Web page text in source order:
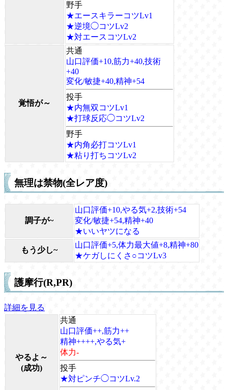
野手
★エースキラーコツLv1
★逆境◯コツLv2
★対エースコツLv2
覚悟が～
共通
山口評価+10,筋力+40,技術
+40
変化/敏捷+40,精神+54
投手
★内無双コツLv1
★打球反応◯コツLv2
野手
★内角必打コツLv1
★粘り打ちコツLv2
無理は禁物(全レア度)
調子が~
山口評価+10,やる気+2,技術+54
変化/敏捷+54,精神+40
★いいヤツになる
もう少し~
山口評価+5,体力最大値+8,精神+80
★ケガしにくさ○コツLv3
護摩行(R,PR)
詳細を見る
やるよ～
(成功)
共通
山口評価++,筋力++
精神++++,やる気+
体力-
投手
★対ピンチ◯コツLv.2